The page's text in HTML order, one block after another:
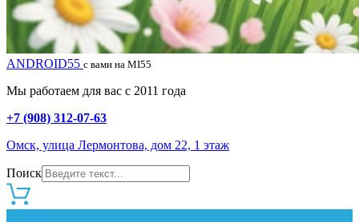
ANDROID55 с вами на MI55
Мы работаем для вас с 2011 года
+7 (908) 312-07-63
Омск, улица Лермонтова, дом 22, 1 этаж
Поиск